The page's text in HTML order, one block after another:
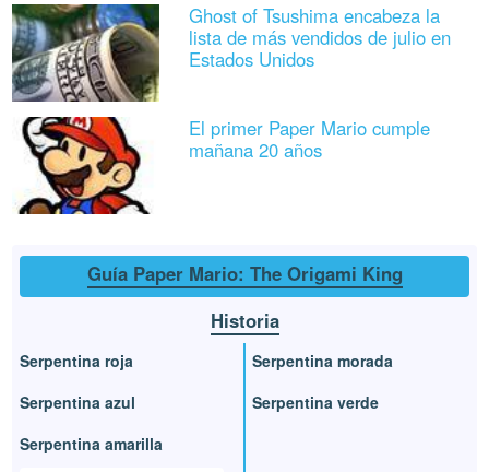
Ghost of Tsushima encabeza la
lista de más vendidos de julio en
Estados Unidos
El primer Paper Mario cumple
mañana 20 años
Guía Paper Mario: The Origami King
Historia
Serpentina roja
Serpentina azul
Serpentina amarilla
Serpentina morada
Serpentina verde